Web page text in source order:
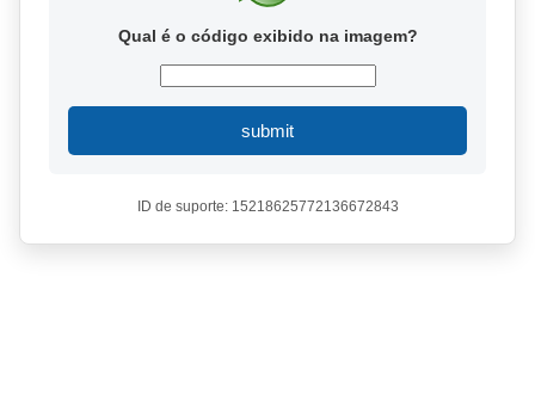
Qual é o código exibido na imagem?
submit
ID de suporte: 15218625772136672843